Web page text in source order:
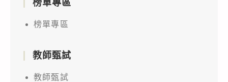
榜單專區
榜單專區
教師甄試
教師甄試